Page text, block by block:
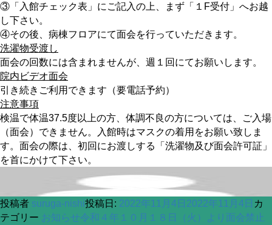
③「入館チェック表」にご記入の上、まず「１F受付」へお越
し下さい。
④その後、病棟フロアにて面会を行っていただきます。
洗濯物受渡し
面会の回数には含まれませんが、週１回にてお願いします。
院内ビデオ面会
引き続きご利用できます（要電話予約）
注意事項
検温で体温37.5度以上の方、体調不良の方については、ご入場
（面会）できません。入館時はマスクの着用をお願い致しま
す。面会の際は、初回にお渡しする「洗濯物及び面会許可証」
を首にかけて下さい。
投稿者 suruga-nishi投稿日: 2022年11月4日 2022年11月4日 カ
テゴリー お知らせ令和４年１０月１８日（火）より面会禁止